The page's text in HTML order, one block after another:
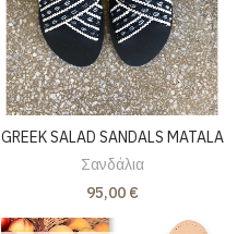
GREEK SALAD SANDALS MATALA
Σανδάλια
95,00 €